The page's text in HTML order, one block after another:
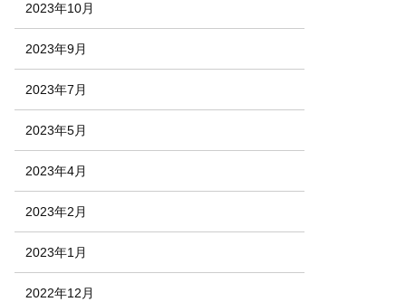
2023年10月
2023年9月
2023年7月
2023年5月
2023年4月
2023年2月
2023年1月
2022年12月